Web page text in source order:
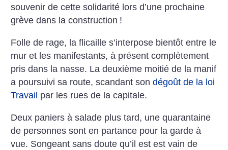
souvenir de cette solidarité lors d’une prochaine
grève dans la construction !
Folle de rage, la flicaille s’interpose bientôt entre le
mur et les manifestants, à présent complètement
pris dans la nasse. La deuxième moitié de la manif
a poursuivi sa route, scandant sondégoût de la loi
Travail par les rues de la capitale.
Deux paniers à salade plus tard, une quarantaine
de personnes sont en partance pour la garde à
vue. Songeant sans doute qu’il est est vain de